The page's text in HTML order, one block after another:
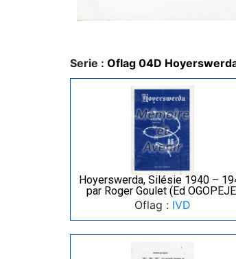
Serie : Oflag 04D
Hoyerswerda, Silésie 1940 –
par Roger Goulet (Ed
Oflag : IVD